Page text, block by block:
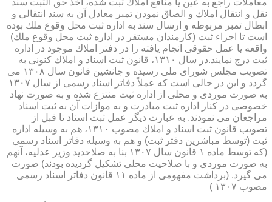
معاملات راجع به عین یا منافع املاك ثبت شده، اخذ حق الثبت سند
نقل و انتقال املاك و الصاق نمودن تمبر معادل آن به سند انتقالی و
ابطال تمبر مربوطه و ارسال سند به اداره ثبت محل وقوع ملك بوده
است تا اجزاء ثبت (كارمندان مستقر در اداره ثبت محل وقوع ملك)
واقعه یا عمل حقوقی انجام یافته را در دفتر املاك موجود در اداره
ثبت درج نمایند.در سال ۱۳۱۰، قانون ثبت اسناد و املاك كنونی به
تصویب مجلس شورای ملی رسیده و جانشین قانون سال ۱۳۰۸ می
گردد و این در حالی است كه عملاً دفاتر اسناد رسمی از سال ۱۳۰۷
به صورت موردی و محلی از اداره ثبت منتزع شده و به صورت نهاد
خصوصی در كنار اداره ثبت مبادرت و به موازات آن به ثبت اسناد
مراجعان می نمودند. به عبارت دیگر عمل ثبت اسناد تا قبل از
تصویب قانون ثبت اسناد و املاك مصوب ۱۳۱۰، هم به وسیله اداره
ثبت (توسط مباشرین دفتر ثبت) و هم به وسیله دفاتر اسناد رسمی
(كه توسط ماده ۱ قانون سال ۱۳۰۷ بنا به صلاحدید وزیر عدلیه، آنهم
به صورت موردی و با صلاحیت محلی تشكیل گردیده بودند) صورت
می گیرد. (برداشت مفهومی از ماده ۱۱ قانون دفاتر اسناد رسمی
مصوب ۱۳۰۷ )